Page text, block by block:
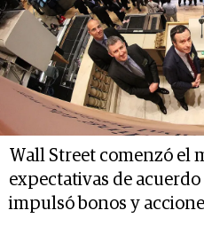
Wall Street comenzó el
expectativas de
impulsó bonos y